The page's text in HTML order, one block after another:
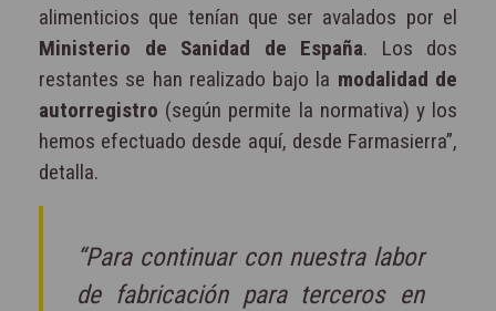
alimenticios que tenían que ser avalados por el
Ministerio de Sanidad de España. Los dos
restantes se han realizado bajo la modalidad de
autorregistro (según permite la normativa) y los
hemos efectuado desde aquí, desde Farmasierra”,
detalla.
“Para continuar con nuestra labor
de fabricación para terceros en